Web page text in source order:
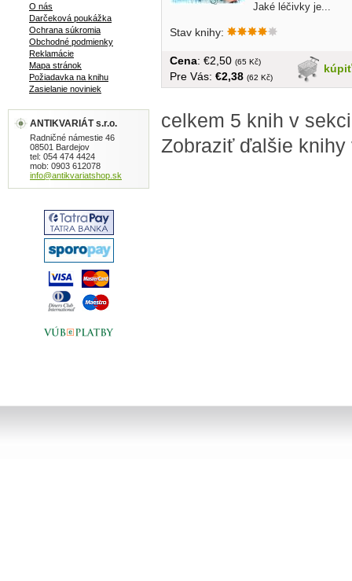
Jaké léčivky je...
Stav knihy:
kúpiť
Cena: €2,50 (65 Kč)
Pre Vás: €2,38 (62 Kč)
celkem 5 knih v
Zobraziť ďalšie
O nás
Darčeková poukážka
Ochrana súkromia
Obchodné podmienky
Reklamácie
Mapa stránok
Požiadavka na knihu
Zasielanie noviniek
ANTIKVARIÁT s.r.o.
Radničné námestie 46
08501 Bardejov
tel: 054 474 4424
mob: 0903 612078
info@antikvariatshop.sk